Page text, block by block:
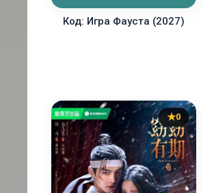
Код: Игра Фауста (2027)
0